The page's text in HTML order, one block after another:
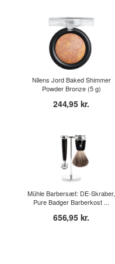
Nilens Jord Baked Shimmer
Powder Bronze (5 g)
244,95 kr.
Mühle Barbersæt: DE-Skraber,
Pure Badger Barberkost ...
656,95 kr.